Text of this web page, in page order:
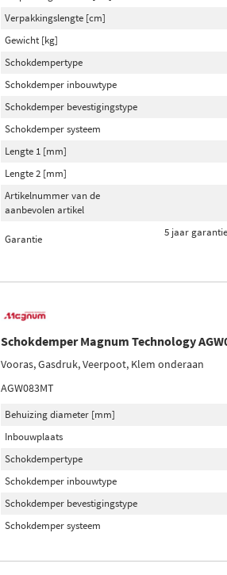
Verpakkingslengte [cm]
Gewicht [kg]
Schokdempertype
Schokdemper inbouwtype
Schokdemper bevestigingstype
Schokdemper systeem
Lengte 1 [mm]
Lengte 2 [mm]
Artikelnummer van de
aanbevolen artikel
Garantie
5 jaar
Schokdemper Magnum Technology
Vooras, Gasdruk, Veerpoot, Klem onderaan
AGW083MT
Behuizing diameter [mm]
Inbouwplaats
Schokdempertype
Schokdemper inbouwtype
Schokdemper bevestigingstype
Schokdemper systeem